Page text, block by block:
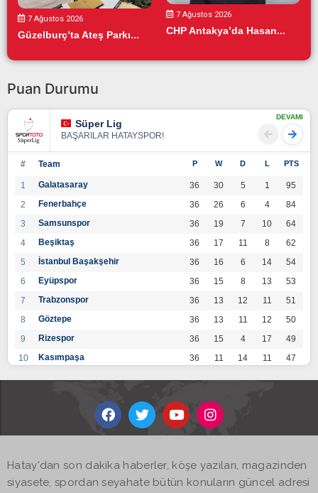
7 Ağustos 2026
Güzelburç’ta Ateş Parkı...
7 Ağustos 2026
CHP Antakya’da Hasan...
Puan Durumu
Süper Lig
BAŞARILAR HATAYSPOR!
DEVAMI
# Team P W D L PTS
1 Galatasaray 36 30 5 1
95
2
Fenerbahçe 36 26 6 4
84
3
Samsunspor 36 19 7 10
64
4
Beşiktaş 36 17 11 8
62
5
İstanbul Başakşehir 36 16 6 14
54
6
Eyüpspor 36 15 8 13
53
7
Trabzonspor 36 13 12 11
51
8
Göztepe 36 13 11 12
50
9
Rizespor 36 15 4 17
49
10
Kasımpaşa 36 11 14 11
47
36 12
14
Kayserispor 36 11 12 13
45
BB Bodrumspor 17
Hatay'dan son dakika haberler, köşe yazıları, magazinden
siyasete, spordan seyahate bütün konuların güncel adresi